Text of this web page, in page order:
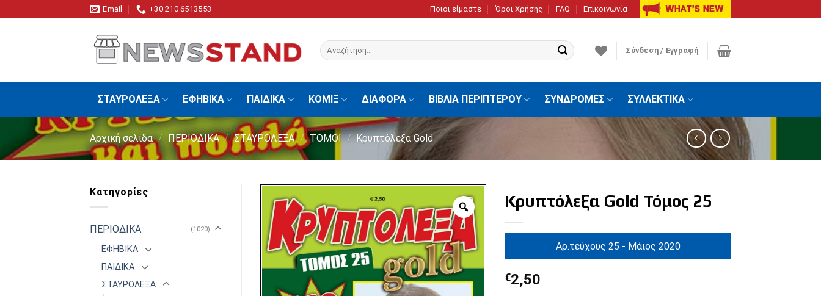
to
Email +30 210 6513553 Ποιοι είμαστε Όροι Χρήσης FAQ Επικοινωνία
Αναζήτηση
για:
Σύνδεση / Εγγραφή
ΣΤΑΥΡΟΛΕΞΑ ΕΦΗΒΙΚΑ ΠΑΙΔΙΚΑ ΚΟΜΙΞ ΔΙΑΦΟΡΑ ΒΙΒΛΙΑ ΠΕΡΙΠΤΕΡΟΥ ΣΥΝΔΡΟΜΕΣ ΣΥΛΛΕΚΤΙΚΑ
Αρχική σελίδα / ΠΕΡΙΟΔΙΚΑ / ΣΤΑΥΡΟΛΕΞΑ / ΤΟΜΟΙ / Κρυπτόλεξα Gold
Κατηγορίες
ΠΕΡΙΟΔΙΚΑ (1020)
ΕΦΗΒΙΚΑ
ΠΑΙΔΙΚΑ
ΣΤΑΥΡΟΛΕΞΑ
Κρυπτόλεξα Gold Τόμος 25
Αρ.τεύχους 25 - Μάιος 2020
€2,50